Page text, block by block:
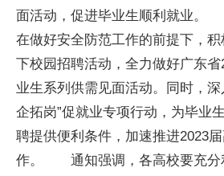
面活动，促进毕业生顺利就业
在做好安全防范工作的前提下，
下校园招聘活动，全力做好广东
业生系列供需见面活动。同时，
企拓岗”促就业专项行动，为毕业
聘提供便利条件，加速推进2023
作。 通知强调，各高校要充分